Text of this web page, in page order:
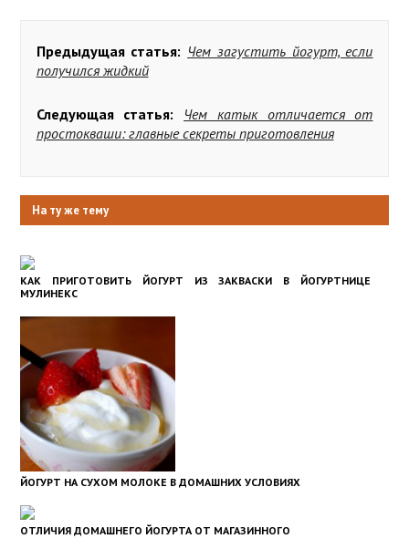
Предыдущая статья: Чем загустить йогурт, если
получился жидкий
Следующая статья:
Чем катык отличается от
простокваши: главные секреты приготовления
На ту же тему
КАК ПРИГОТОВИТЬ ЙОГУРТ ИЗ ЗАКВАСКИ В ЙОГУРТНИЦЕ
МУЛИНЕКС
ЙОГУРТ НА СУХОМ МОЛОКЕ В ДОМАШНИХ УСЛОВИЯХ
ОТЛИЧИЯ ДОМАШНЕГО ЙОГУРТА ОТ МАГАЗИННОГО